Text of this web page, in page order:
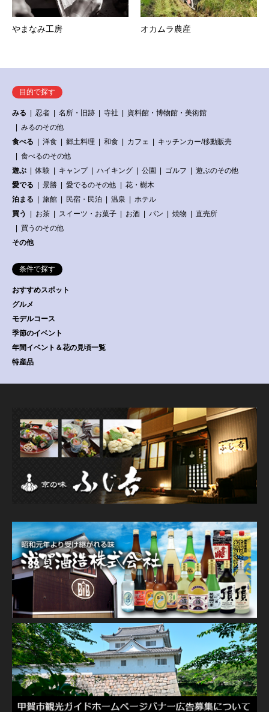
やまなみ工房 オカムラ農産
目的で探す
みる 忍者 名所・旧跡 寺社
資料館・博物館・美術館
みるのその他
食べる
洋食 郷土料理 和食 カフェ
キッチンカー/移動販売
食べるのその他
遊ぶ
体験 キャンプ ハイキング 公園 ゴルフ
遊ぶのその他
愛でる
景勝 愛でるのその他
花・樹木
泊まる
旅館 民宿・民泊 温泉
ホテル
買う
お茶 スイーツ・お菓子 お酒 パン 焼物
直売所
買うのその他
その他
条件で探す
おすすめスポット
グルメ
モデルコース
季節のイベント
年間イベント＆花の見頃一覧
特産品